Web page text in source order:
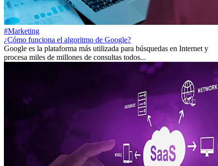
#Marketing
¿Cómo funciona el algoritmo de Google?
Google es la plataforma más utilizada para búsquedas en Internet y
procesa miles de millones de consultas todos...